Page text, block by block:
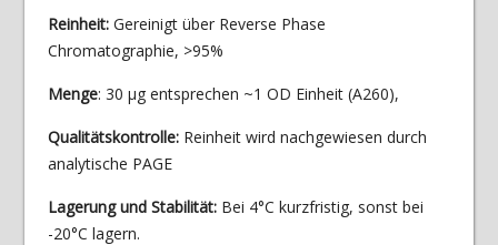
Reinheit: Gereinigt über Reverse Phase
Chromatographie, >95%
Menge: 30 µg entsprechen ~1 OD Einheit (A260),
Qualitätskontrolle: Reinheit wird nachgewiesen durch
analytische PAGE
Lagerung und Stabilität: Bei 4°C kurzfristig, sonst bei
-20°C lagern.